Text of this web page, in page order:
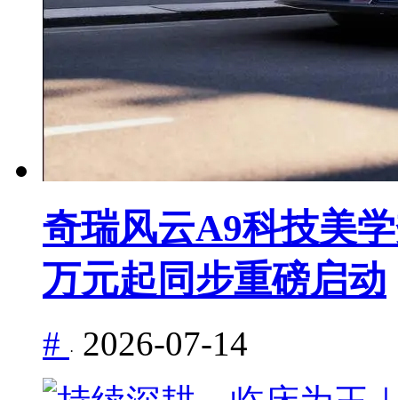
奇瑞风云A9科技美
万元起同步重磅启动
# · 2026-07-14